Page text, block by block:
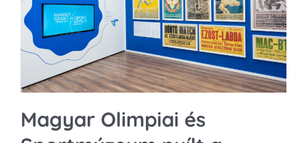
Kapcsolat
SEARCH
FOR:
Magyar Olimpiai és